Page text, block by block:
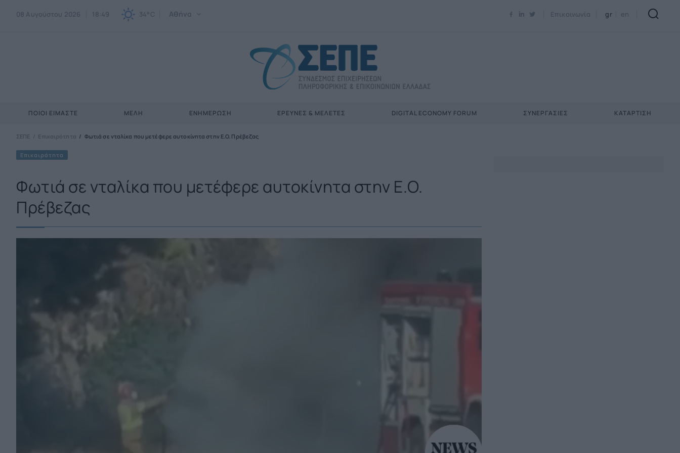
08 Αυγούστου 2026 18:49 34°C Αθήνα Επικοινωνία gr en
ΠΟΙΟΙ ΕΊΜΑΣΤΕ ΜΈΛΗ ΕΝΗΜΕΡΩΣΗ ΈΡΕΥΝΕΣ & ΜΕΛΈΤΕΣ DIGITAL ECONOMY FORUM ΣΥΝΕΡΓΑΣΊΕΣ ΚΑΤΆΡΤΙΣΗ
ΣΕΠΕ Επικαιρότητα Φωτιά σε νταλίκα που μετέφερε αυτοκίνητα στην Ε.O. Πρέβεζας
Επικαιρότητα
Φωτιά σε νταλίκα που μετέφερε αυτοκίνητα στην Ε.O.
Πρέβεζας
Newsletter Email*